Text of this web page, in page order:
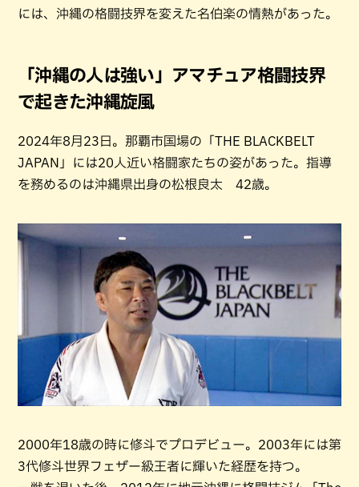
には、沖縄の格闘技界を変えた名伯楽の情熱があった。
「沖縄の人は強い」アマチュア格闘技界
で起きた沖縄旋風
2024年8月23日。那覇市国場の「THE BLACKBELT
JAPAN」には20人近い格闘家たちの姿があった。指導
を務めるのは沖縄県出身の松根良太 42歳。
2000年18歳の時に修斗でプロデビュー。2003年には第
3代修斗世界フェザー級王者に輝いた経歴を持つ。